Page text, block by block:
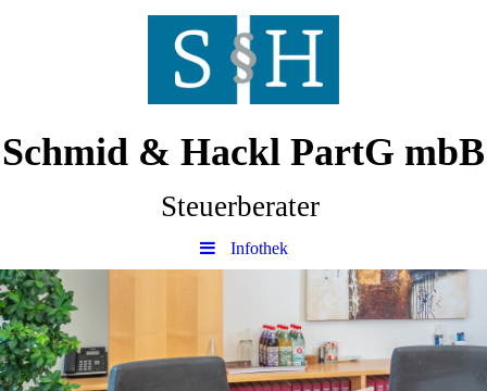
Schmid & Hackl PartG mbB
Steuerberater
Infothek